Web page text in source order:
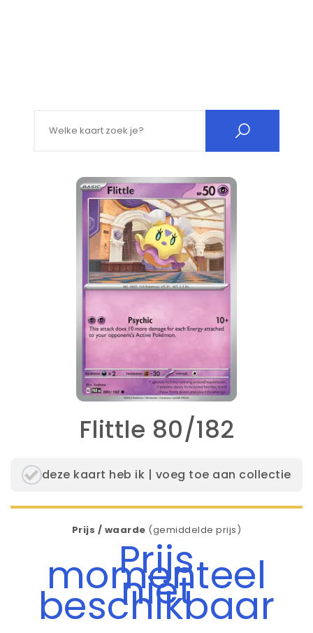
Flittle 80/182
deze kaart heb ik | voeg toe aan collectie
Prijs / waarde (gemiddelde prijs)
Prijs
momenteel
niet
beschikbaar